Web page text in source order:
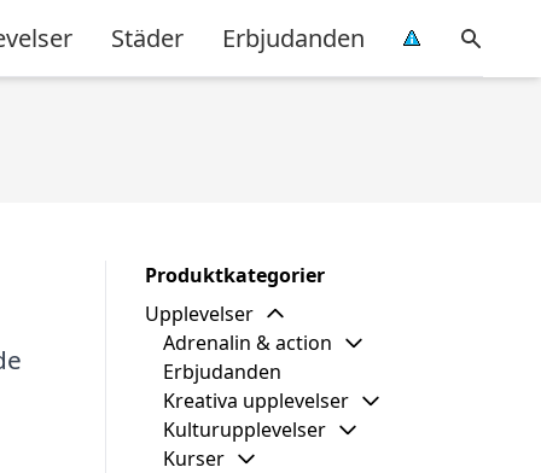
Städer Erbjudanden
Produktkategorier
Upplevelser
Adrenalin & action
Erbjudanden
Kreativa upplevelser
Kulturupplevelser
Kurser